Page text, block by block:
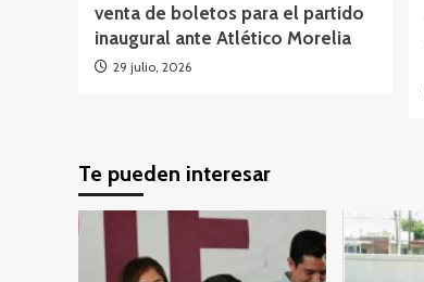
venta de boletos para el partido
inaugural ante Atlético Morelia
29 julio, 2026
Te pueden interesar